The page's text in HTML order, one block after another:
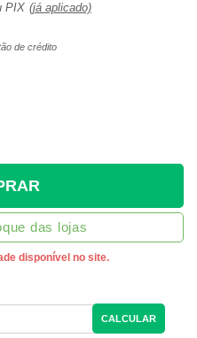
PIX (já aplicado)
de crédito
das lojas
disponível no site.
CALCULAR